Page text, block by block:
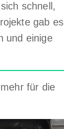
schnell,
gab es
und einige
für die